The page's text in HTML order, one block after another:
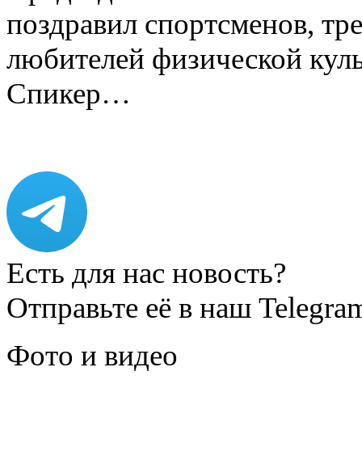
поздравил спортсменов,
любителей физической
Спикер…
Есть для нас новость?
Отправьте её в наш
Фото и видео